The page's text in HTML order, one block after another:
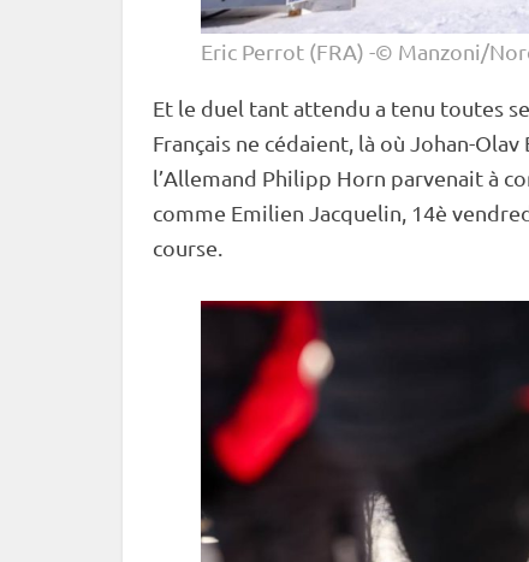
Eric Perrot (FRA) -© Manzoni/
Et le duel tant attendu a tenu toutes
Français ne cédaient, là où Johan-Olav
l’Allemand Philipp Horn parvenait à
comme Emilien Jacquelin, 14è
course.